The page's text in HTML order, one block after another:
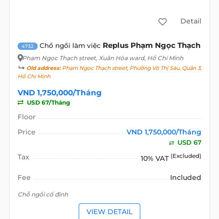
Detail
4732 Chổ ngồi làm việc Replus Phạm Ngọc Thạch
Phạm Ngọc Thạch street, Xuân Hòa ward, Hồ Chí Minh
Old address:Phạm Ngọc Thạch street, Phường Võ Thị Sáu, Quận 3,
Hồ Chí Minh
VND 1,750,000/Tháng
USD 67/Tháng
Floor
Price
VND 1,750,000/Tháng
USD 67
Tax 10% VAT (Excluded)
Fee Included
Chỗ ngồi cố định
VIEW DETAIL